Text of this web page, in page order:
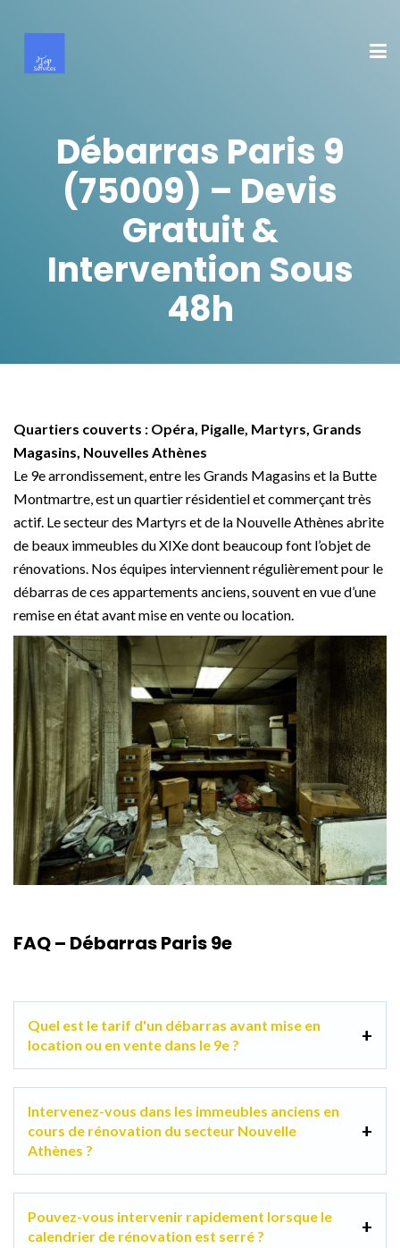
Débarras Paris 9
(75009) – Devis
Gratuit &
Intervention Sous
48h
Quartiers couverts : Opéra, Pigalle, Martyrs, Grands
Magasins, Nouvelles Athènes
Le 9e arrondissement, entre les Grands Magasins et la Butte
Montmartre, est un quartier résidentiel et commerçant très
actif. Le secteur des Martyrs et de la Nouvelle Athènes abrite
de beaux immeubles du XIXe dont beaucoup font l’objet de
rénovations. Nos équipes interviennent régulièrement pour le
débarras de ces appartements anciens, souvent en vue d’une
remise en état avant mise en vente ou location.
FAQ – Débarras Paris 9e
Quel est le tarif d'un débarras avant mise en
location ou en vente dans le 9e ?
Intervenez-vous dans les immeubles anciens en
cours de rénovation du secteur Nouvelle
Athènes ?
Pouvez-vous intervenir rapidement lorsque le
calendrier de rénovation est serré ?